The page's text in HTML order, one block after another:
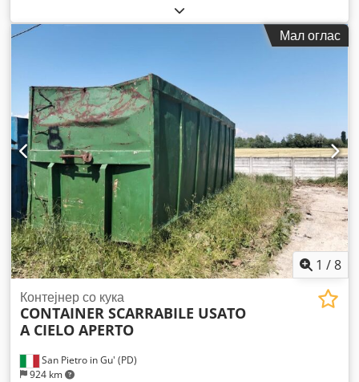
Мал оглас
1 /8
San Pietro in Gu' (PD)
924 km
Контејнер со кука
CONTAINER SCARRABILE USATO
A CIELO APERTO